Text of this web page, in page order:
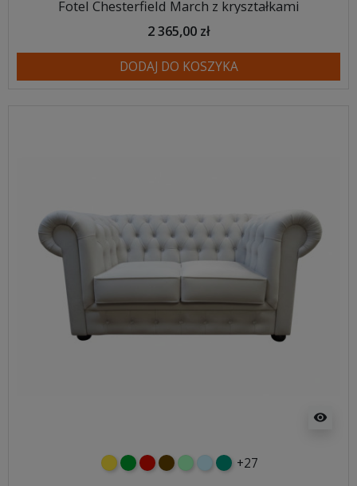
Fotel Chesterfield March z kryształkami
2 365,00 zł
DODAJ DO KOSZYKA
visibility
żółtyzielonyczerwony
czekoladowy
miętowybłękitny
turkusowy
+27